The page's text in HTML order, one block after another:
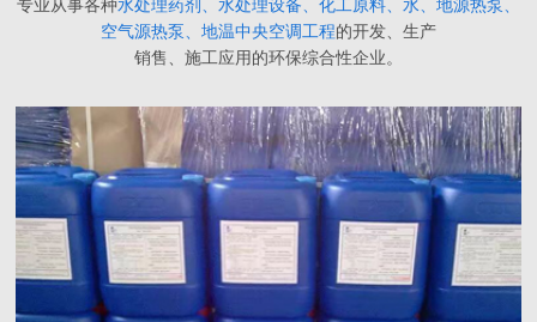
专业从事各种水处理药剂、水处理设备、化工原料、水、地源热泵、
空气源热泵、地温中央空调工程的开发、生产
销售、施工应用的环保综合性企业。